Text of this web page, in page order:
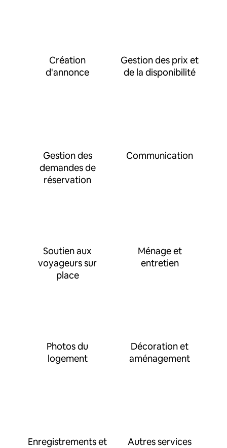
Création
d'annonce
Gestion des prix et
de la disponibilité
Gestion des
demandes de
réservation
Communication
Soutien aux
voyageurs sur
place
Ménage et
entretien
Photos du
logement
Décoration et
aménagement
Enregistrements et Autres services